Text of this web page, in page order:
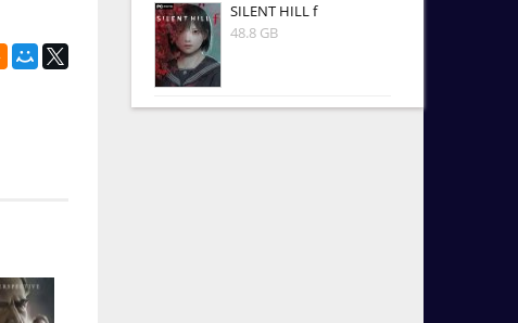
SILENT HILL f
48.8 GB